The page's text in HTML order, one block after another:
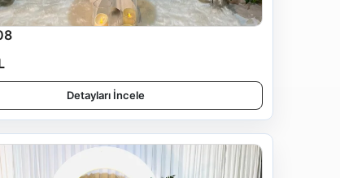
Detayları İncele